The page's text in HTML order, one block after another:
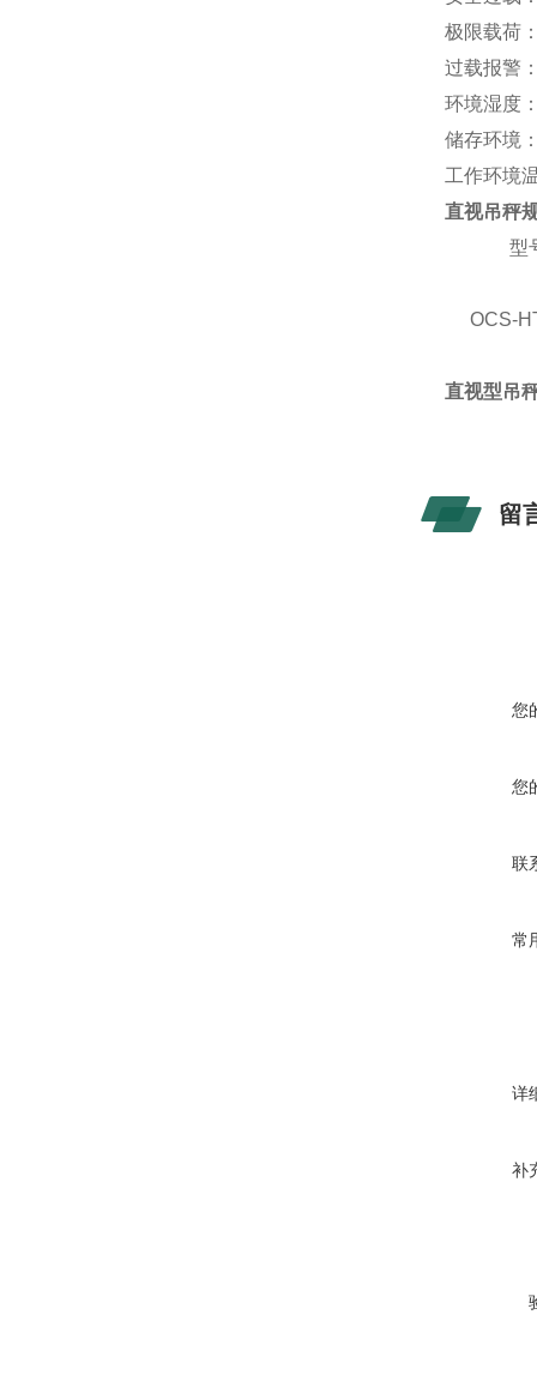
极限载荷
过载报警
环境湿度
储存环境
工作环境
直视吊秤
型
OCS-
直视型吊
留
您
您
联
常
详
补